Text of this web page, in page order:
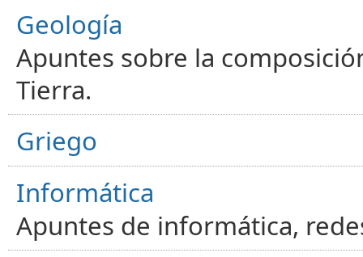
Geología
Apuntes sobre la
Tierra.
Griego
Informática
Apuntes de informática,